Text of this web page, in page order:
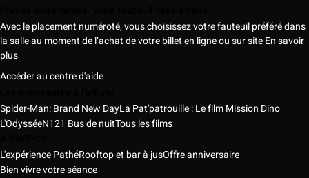
Avec le placement numéroté, vous choisissez votre fauteuil préféré dans
la salle au moment de l’achat de votre billet en ligne ou sur siteEn savoir
plus
Accéder au centre d'aide
Spider-Man: Brand New DayLa Pat'patrouille : Le film Mission Dino
L'OdysséeN121 Bus de nuitTous les films
L'expérience PathéRooftop et bar à jusOffre anniversaire
Bien vivre votre séance